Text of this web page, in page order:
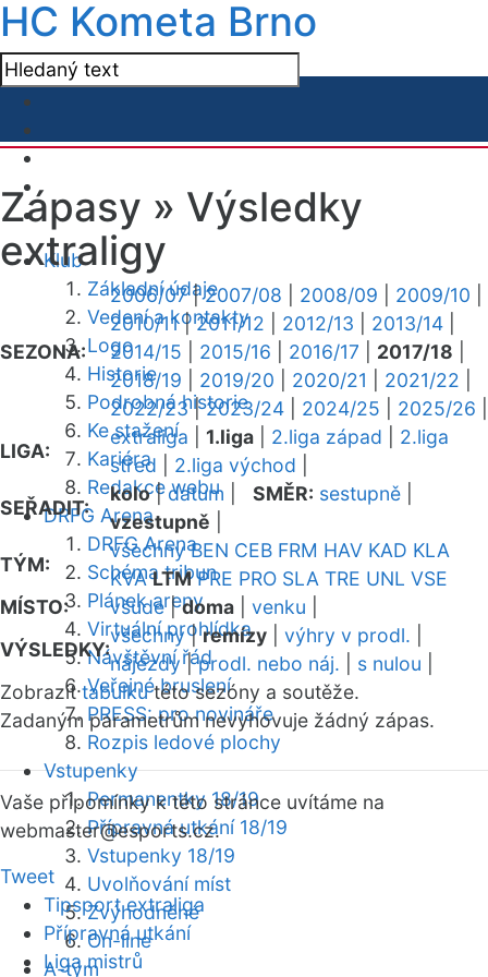
HC Kometa Brno
Klub
Základní údaje
Vedení a kontakty
Logo
Historie
Podrobná historie
Ke stažení
Kariéra
Redakce webu
DRFG Arena
DRFG Arena
Schéma tribun
Plánek areny
Virtuální prohlídka
Návštěvní řád
Veřejné bruslení
PRESS: pro novináře
Rozpis ledové plochy
Vstupenky
Permanentky 18/19
Přípravná utkání 18/19
Vstupenky 18/19
Uvolňování míst
Zvýhodněné
On-line
A-tým
Zápasy » Výsledky
extraligy
SEZONA:
2006/07|2007/08 2008/09 2009/10
2010/11|2011/12 2012/13 2013/14
2014/15
2015/16 2016/17 2017/18
2018/19
2019/20 2020/21 2021/22
2022/23|2023/24 2024/25 2025/26
LIGA:
extraliga 1.liga 2.liga západ
2.liga
střed
2.liga východ
SEŘADIT:
kolo|datum SMĚR: sestupně
vzestupně
TÝM:
všechny BEN CEB FRM HAV KAD KLA
KVA LTM PRE PRO SLA TRE UNL VSE
MÍSTO:
všude|doma venku
VÝSLEDKY:
všechny|remízy výhry v prodl.
nájezdy|prodl. nebo náj. s nulou
Zobrazittabulkutéto sezóny a soutěže.
Zadaným parametrům nevyhovuje žádný zápas.
Vaše připomínky k této stránce uvítáme na
webmaster@esports.cz.
Tweet
Tipsport extraliga
Přípravná utkání
Liga mistrů